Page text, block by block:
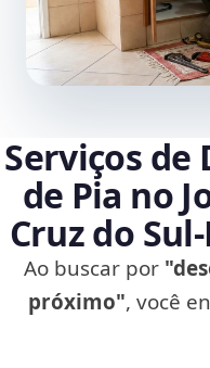
Serviços
de Pia no
Cruz do
Ao buscar por
próximo", você